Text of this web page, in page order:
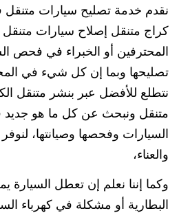
نقدم خدمة تصليح سيارات
كراج متنقل إصلاح سيارات متنقل
المحترفين أو الخبراء في فحص
تصليحها وبما إن كل شيء في
نتطلع للأفضل عبر بنشر متنقل
متنقل ونبحث عن كل ما هو جديد
السيارات وفحصها وصيانتها،
والعناء،
وكما إننا نعلم إن تعطل
البطارية أو مشكلة في كهرباء